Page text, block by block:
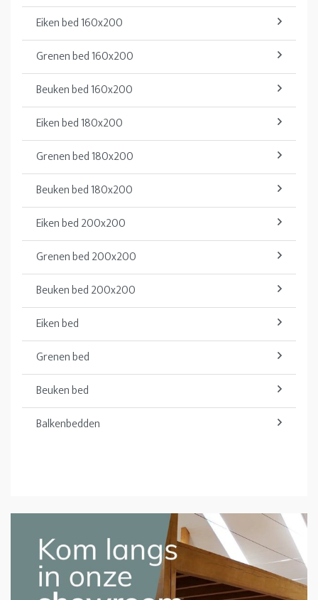
Eiken bed 160x200
Grenen bed 160x200
Beuken bed 160x200
Eiken bed 180x200
Grenen bed 180x200
Beuken bed 180x200
Eiken bed 200x200
Grenen bed 200x200
Beuken bed 200x200
Eiken bed
Grenen bed
Beuken bed
Balkenbedden